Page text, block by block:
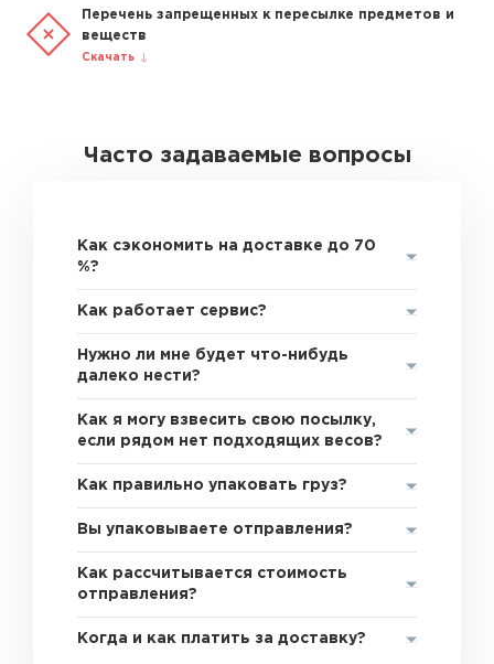
Перечень запрещенных к пересылке предметов и
веществ
Скачать
Часто задаваемые вопросы
Как сэкономить на доставке до 70
%?
Как работает сервис?
Нужно ли мне будет что-нибудь
далеко нести?
Как я могу взвесить свою посылку,
если рядом нет подходящих весов?
Как правильно упаковать груз?
Вы упаковываете отправления?
Как рассчитывается стоимость
отправления?
Когда и как платить за доставку?